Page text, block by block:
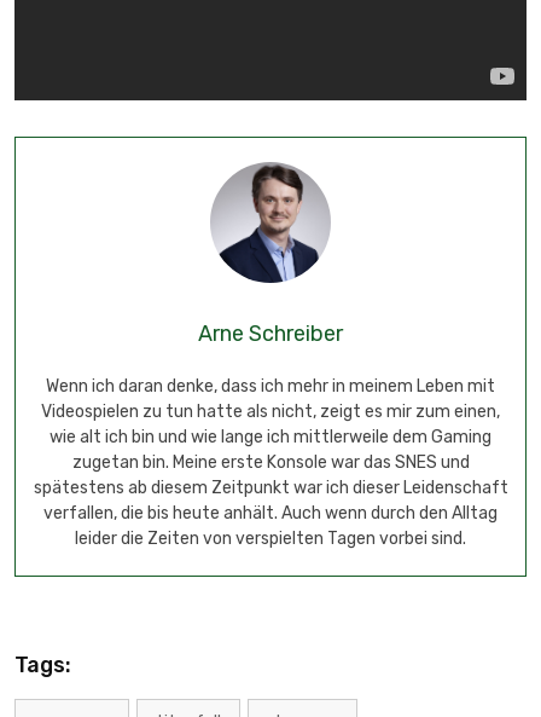
Arne Schreiber
Wenn ich daran denke, dass ich mehr in meinem Leben mit
Videospielen zu tun hatte als nicht, zeigt es mir zum einen,
wie alt ich bin und wie lange ich mittlerweile dem Gaming
zugetan bin. Meine erste Konsole war das SNES und
spätestens ab diesem Zeitpunkt war ich dieser Leidenschaft
verfallen, die bis heute anhält. Auch wenn durch den Alltag
leider die Zeiten von verspielten Tagen vorbei sind.
Tags: